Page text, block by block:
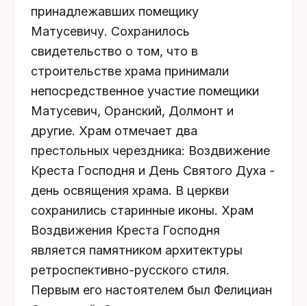
принадлежавших помещику
Матусевичу. Сохранилось
свидетельство о том, что в
строительстве храма принимали
непосредственное участие помещики
Матусевич, Оранский, Долмонт и
другие. Храм отмечает два
престольных черездника: Воздвижение
Креста Господня и День Святого Духа -
день освящения храма. В церкви
сохранились старинные иконы. Храм
Воздвижения Креста Господня
является памятником архитектуры
ретроспективно-русского стиля.
Первым его настоятелем был Фелициан